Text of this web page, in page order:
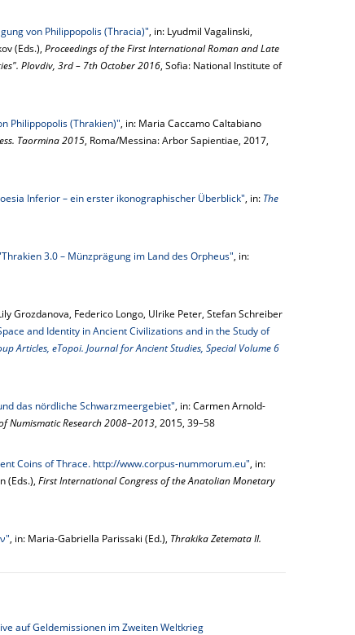
von Philippopolis (Thracia)", in: Lyudmil Vagalinski,
(Eds.), Proceedings of the First International Roman and Late
Plovdiv, 3rd – 7th October 2016, Sofia: National Institute of
Philippopolis (Thrakien)", in: Maria Caccamo Caltabiano
Taormina 2015, Roma/Messina: Arbor Sapientiae, 2017,
Inferior – ein erster ikonographischer Überblick", in: The
3.0 – Münzprägung im Land des Orpheus", in:
Grozdanova, Federico Longo, Ulrike Peter, Stefan Schreiber
and Identity in Ancient Civilizations and in the Study of
Articles, eTopoi. Journal for Ancient Studies, Special Volume 6
das nördliche Schwarzmeergebiet", in: Carmen Arnold-
Numismatic Research 2008–2013, 2015, 39–58
Coins of Thrace. http://www.corpus-nummorum.eu", in:
(Eds.), First International Congress of the Anatolian Monetary
, in: Maria-Gabriella Parissaki (Ed.), Thrakika Zetemata II.
auf Geldemissionen im Zweiten Weltkrieg